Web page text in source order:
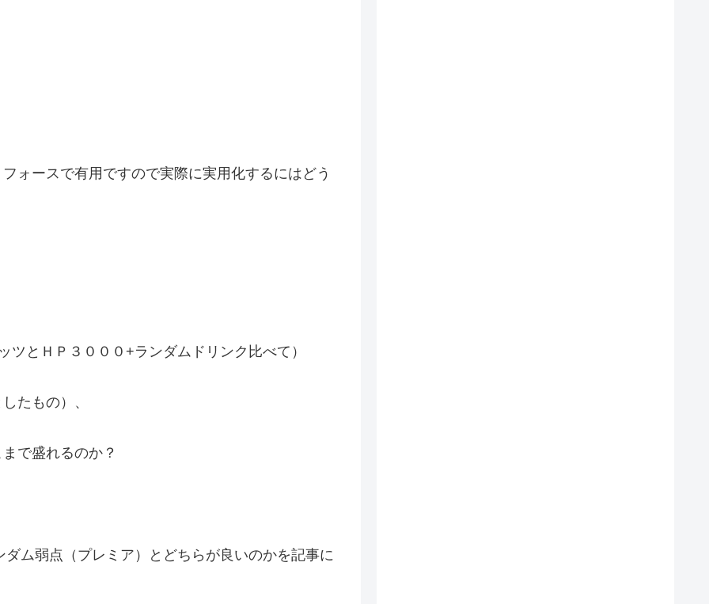
ォースで有用ですので実際に実用化するにはどう
とＨＰ３０００+ランダムドリンク比べて）
たもの）、
で盛れるのか？
ム弱点（プレミア）とどちらが良いのかを記事に